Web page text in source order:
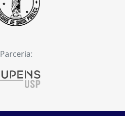
Parceria: